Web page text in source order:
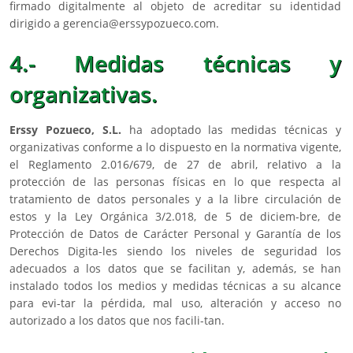
firmado digitalmente al objeto de acreditar su identidad
dirigido a gerencia@erssypozueco.com.
4.- Medidas técnicas y
organizativas.
Erssy Pozueco, S.L. ha adoptado las medidas técnicas y
organizativas conforme a lo dispuesto en la normativa vigente,
el Reglamento 2.016/679, de 27 de abril, relativo a la
protección de las personas físicas en lo que respecta al
tratamiento de datos personales y a la libre circulación de
estos y la Ley Orgánica 3/2.018, de 5 de diciem-bre, de
Protección de Datos de Carácter Personal y Garantía de los
Derechos Digita-les siendo los niveles de seguridad los
adecuados a los datos que se facilitan y, además, se han
instalado todos los medios y medidas técnicas a su alcance
para evi-tar la pérdida, mal uso, alteración y acceso no
autorizado a los datos que nos facili-tan.